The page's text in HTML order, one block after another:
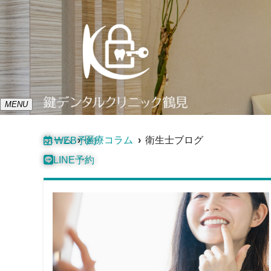
MENU
WEB予約
LINE予約
ホーム 医療コラム 衛生士ブログ